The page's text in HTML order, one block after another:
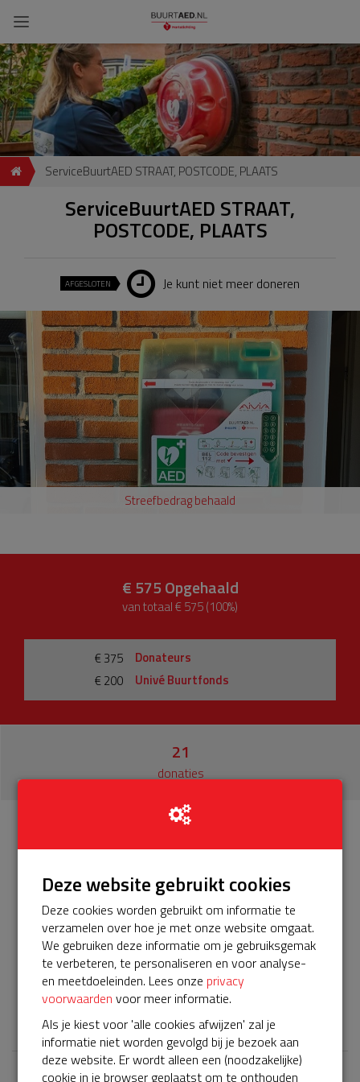
ServiceBuurtAED STRAAT, POSTCODE, PLAATS
ServiceBuurtAED STRAAT,
POSTCODE, PLAATS
AFGESLOTEN Je kunt niet meer doneren
Streefbedrag behaald
€ 575Opgehaald
van totaal € 575 (100%)
€ 375
Donateurs
€ 200
Univé Buurtfonds
21
donaties
Info Donateurs 21
BuurtAED op het La Bohèmeplantsoen 41 in Nieuw-
Vennep heeft onderhoud nodig, ook de komende 5 jaar!
Het servicepakket van onze BuurtAED verloopt bijna en
moet worden verlengd, zodat onze AED gebruiksklaar
blijft. Help je mee? Doneer voor ons servicepakket!
Deze website gebruikt cookies
Deze cookies worden gebruikt om informatie te
verzamelen over hoe je met onze website omgaat.
We gebruiken deze informatie om je gebruiksgemak
te verbeteren, te personaliseren en voor analyse-
en meetdoeleinden. Lees onze privacy
voorwaarden voor meer informatie.
Als je kiest voor 'alle cookies afwijzen' zal je
informatie niet worden gevolgd bij je bezoek aan
deze website. Er wordt alleen een (noodzakelijke)
cookie in je browser geplaatst om te onthouden